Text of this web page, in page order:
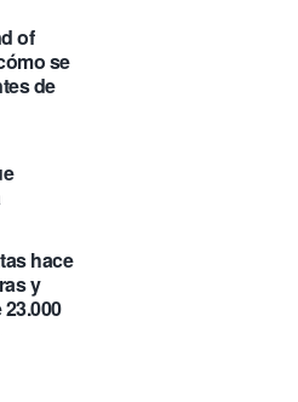
of
se
de
hace
y